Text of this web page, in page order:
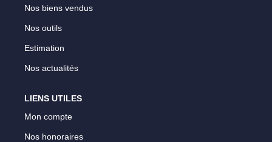
Nos biens vendus
Nos outils
Estimation
Nos actualités
LIENS UTILES
Mon compte
Nos honoraires